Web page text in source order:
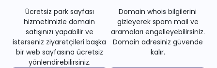
Ücretsiz park sayfası
hizmetimizle domain
satışınızı yapabilir ve
isterseniz ziyaretçileri başka
bir web sayfasına ücretsiz
yönlendirebilirsiniz.
Domain whois bilgilerini
gizleyerek spam mail ve
aramaları engelleyebilirsiniz.
Domain adresiniz güvende
kalır.